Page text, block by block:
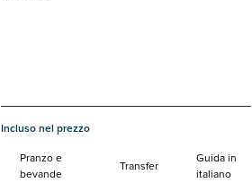
Incluso nel prezzo
Pranzo e
bevande
Transfer
Guida in
italiano